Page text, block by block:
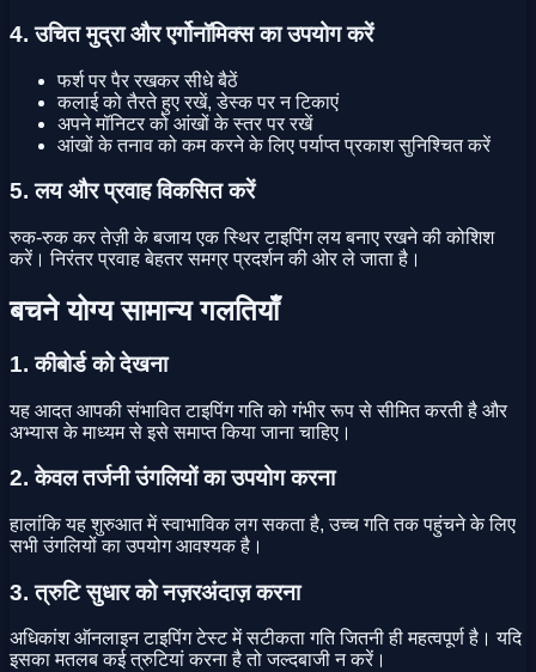
4. उचित मुद्रा और एर्गोनॉमिक्स का उपयोग करें
फर्श पर पैर रखकर सीधे बैठें
कलाई को तैरते हुए रखें, डेस्क पर न टिकाएं
अपने मॉनिटर को आंखों के स्तर पर रखें
आंखों के तनाव को कम करने के लिए पर्याप्त प्रकाश सुनिश्चित करें
5. लय और प्रवाह विकसित करें
रुक-रुक कर तेज़ी के बजाय एक स्थिर टाइपिंग लय बनाए रखने की कोशिश
करें। निरंतर प्रवाह बेहतर समग्र प्रदर्शन की ओर ले जाता है।
बचने योग्य सामान्य गलतियाँ
1. कीबोर्ड को देखना
यह आदत आपकी संभावित टाइपिंग गति को गंभीर रूप से सीमित करती है और
अभ्यास के माध्यम से इसे समाप्त किया जाना चाहिए।
2. केवल तर्जनी उंगलियों का उपयोग करना
हालांकि यह शुरुआत में स्वाभाविक लग सकता है, उच्च गति तक पहुंचने के लिए
सभी उंगलियों का उपयोग आवश्यक है।
3. त्रुटि सुधार को नज़रअंदाज़ करना
अधिकांश ऑनलाइन टाइपिंग टेस्ट में सटीकता गति जितनी ही महत्वपूर्ण है। यदि
इसका मतलब कई त्रुटियां करना है तो जल्दबाजी न करें।